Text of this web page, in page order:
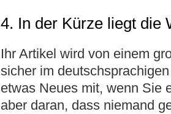
4. In der Kürze liegt die
Ihr Artikel wird von einem
sicher im
etwas Neues mit, wenn Sie
aber daran, dass niemand